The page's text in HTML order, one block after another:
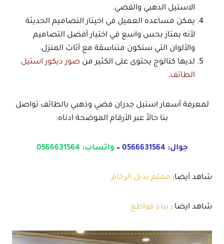
الاستيل الذهبي والفضي.
يمكن مساعده العميل في اخيتار التصاميم الحديثة
لأنه يمتاز بحس واسع في اختيار أفضل التصاميم
والألوان التي ستكون متناسقة مع أثاث المنزل.
لديها كتالوج يحتوى على الكثير من صور ديكور استيل
الطائف.
لمعرفة أسعار استيل جدران فضي وذهبي بالطائف تواصل
بنا حالاً عبر الأرقام الموضحة ادناه:
جوال: 0566631564
– واتساب: 0566631564
شاهد أيضا: معلم بديل الرخام
شاهد ايضا : بناء قواطع